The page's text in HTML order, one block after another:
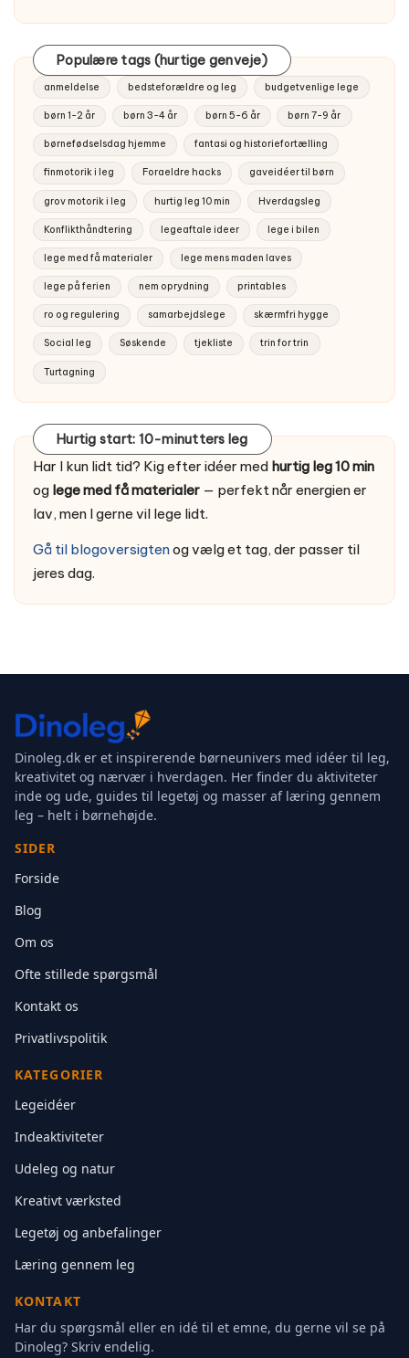
Populære tags (hurtige genveje)
anmeldelse bedsteforældre og leg budgetvenlige lege
børn 1-2 år børn 3-4 år børn 5-6 år børn 7-9 år
børnefødselsdag hjemme fantasi og historiefortælling
finmotorik i leg Foraeldre hacks gaveidéer til børn
grov motorik i leg hurtig leg 10 min Hverdagsleg
Konflikthåndtering legeaftale ideer lege i bilen
lege med få materialer lege mens maden laves
lege på ferien nem oprydning printables
ro og regulering samarbejdslege skærmfri hygge
Social leg Søskende tjekliste trin for trin
Turtagning
Hurtig start: 10-minutters leg
Har I kun lidt tid? Kig efter idéer med hurtig leg 10 min
og lege med få materialer — perfekt når energien er
lav, men I gerne vil lege lidt.
Gå til blogoversigtenog vælg et tag, der passer til
jeres dag.
Dinoleg.dk er et inspirerende børneunivers med idéer til leg,
kreativitet og nærvær i hverdagen. Her finder du aktiviteter
inde og ude, guides til legetøj og masser af læring gennem
leg – helt i børnehøjde.
SIDER
Forside
Blog
Om os
Ofte stillede spørgsmål
Kontakt os
Privatlivspolitik
KATEGORIER
Legeidéer
Indeaktiviteter
Udeleg og natur
Kreativt værksted
Legetøj og anbefalinger
Læring gennem leg
KONTAKT
Har du spørgsmål eller en idé til et emne, du gerne vil se på
Dinoleg? Skriv endelig.